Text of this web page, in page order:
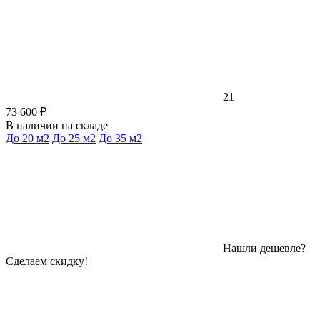
21
73 600 ₽
В наличии на складе
До 20 м2 До 25 м2 До 35 м2
Нашли дешевле?
Сделаем скидку!